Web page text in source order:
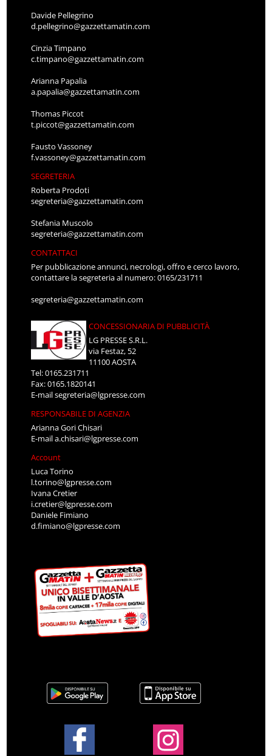
Davide Pellegrino
d.pellegrino@gazzettamatin.com
Cinzia Timpano
c.timpano@gazzettamatin.com
Arianna Papalia
a.papalia@gazzettamatin.com
Thomas Piccot
t.piccot@gazzettamatin.com
Fausto Vassoney
f.vassoney@gazzettamatin.com
SEGRETERIA
Roberta Prodoti
segreteria@gazzettamatin.com
Stefania Muscolo
segreteria@gazzettamatin.com
CONTATTACI
Per pubblicazione annunci, necrologi, offro e cerco lavoro,
contattare la segreteria al numero: 0165/231711
segreteria@gazzettamatin.com
CONCESSIONARIA DI PUBBLICITÀ
LG PRESSE S.R.L.
via Festaz, 52
11100 AOSTA
Tel: 0165.231711
Fax: 0165.1820141
E-mailsegreteria@lgpresse.com
RESPONSABILE DI AGENZIA
Arianna Gori Chisari
E-maila.chisari@lgpresse.com
Account
Luca Torino
l.torino@lgpresse.com
Ivana Cretier
i.cretier@lgpresse.com
Daniele Fimiano
d.fimiano@lgpresse.com